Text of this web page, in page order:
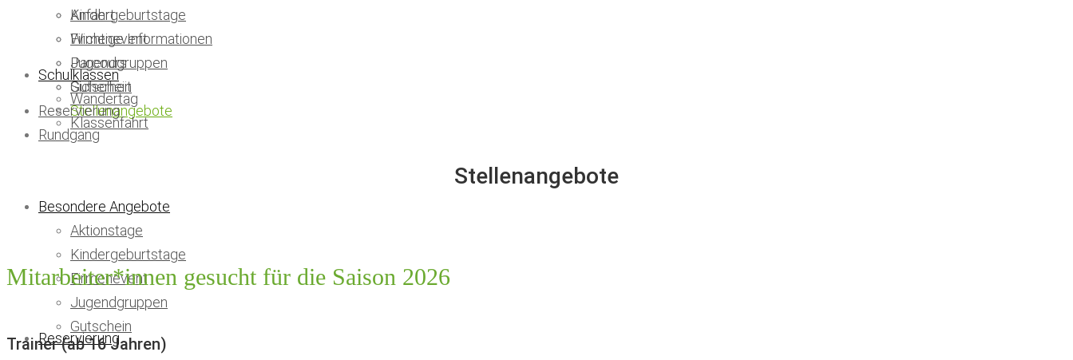
Anfahrt
Wichtige Informationen
Parcours
Sicherheit
Stellenangebote
Schulklassen
Wandertag
Klassenfahrt
Besondere Angebote
Aktionstage
Kindergeburtstage
Firmenevent
Jugendgruppen
Gutschein
Reservierung
Kindergeburtstage
Firmenevent
Jugendgruppen
Gutschein
Reservierung
Rundgang
Stellenangebote
Mitarbeiter*innen gesucht für die Saison 2026
Trainer (ab 16 Jahren)